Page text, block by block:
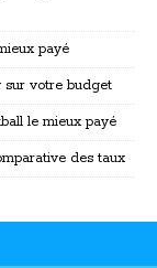
payé
sur votre budget
le mieux payé
des taux